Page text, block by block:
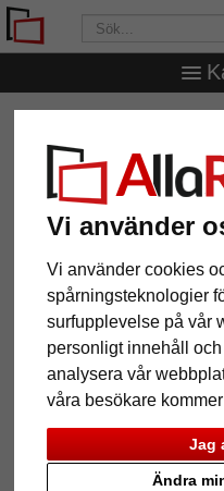
Vi använder
Vi använder cookies
spårningsteknologier
surfupplevelse på vår
personligt innehåll
analysera vår
våra besökare
Jag
Ändra
passepartout syrafri 1,4 mm
Färdig
mm